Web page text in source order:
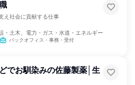
え社会に貢献する仕事
・土木、電力・ガス・水道・エネルギー
バックオフィス・事務・受付
でお馴染みの佐藤製薬│生